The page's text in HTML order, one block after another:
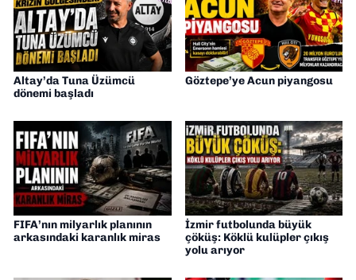
Altay’da Tuna Üzümcü
dönemi başladı
Göztepe’ye Acun piyangosu
FIFA’nın milyarlık planının
arkasındaki karanlık miras
İzmir futbolunda büyük
çöküş: Köklü kulüpler çıkış
yolu arıyor